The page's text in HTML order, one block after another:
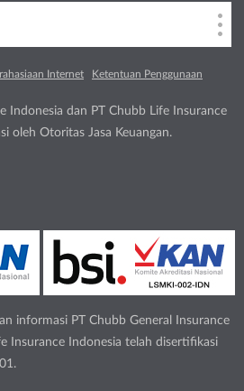
Internet Ketentuan Penggunaan
Indonesia dan PT Chubb Life Insurance
oleh Otoritas Jasa Keuangan.
informasi PT Chubb General Insurance
Insurance Indonesia telah disertifikasi